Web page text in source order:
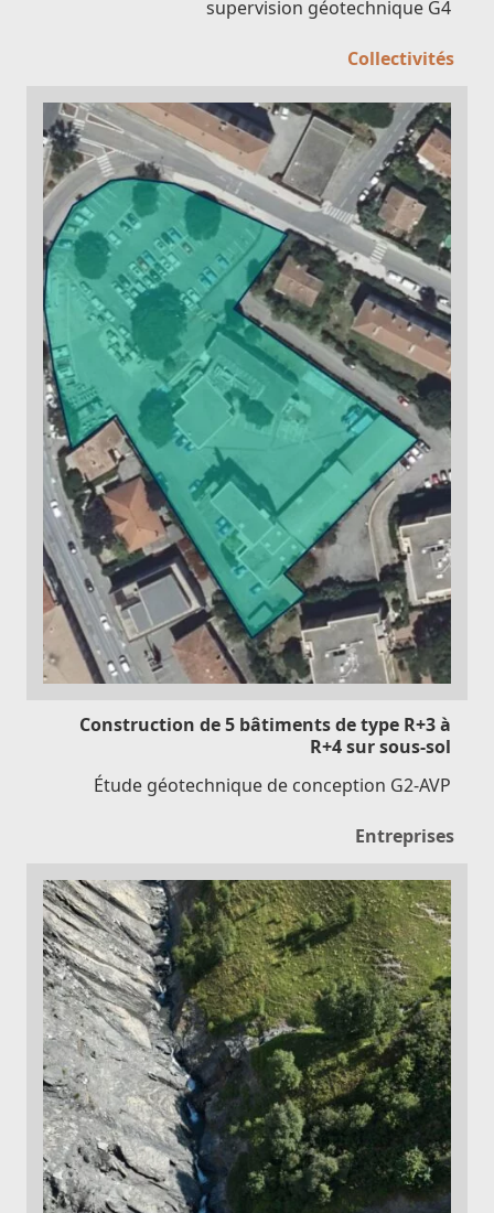
supervision géotechnique G4
Collectivités
Construction de 5 bâtiments de type R+3 à
R+4 sur sous-sol
Étude géotechnique de conception G2-AVP
Entreprises